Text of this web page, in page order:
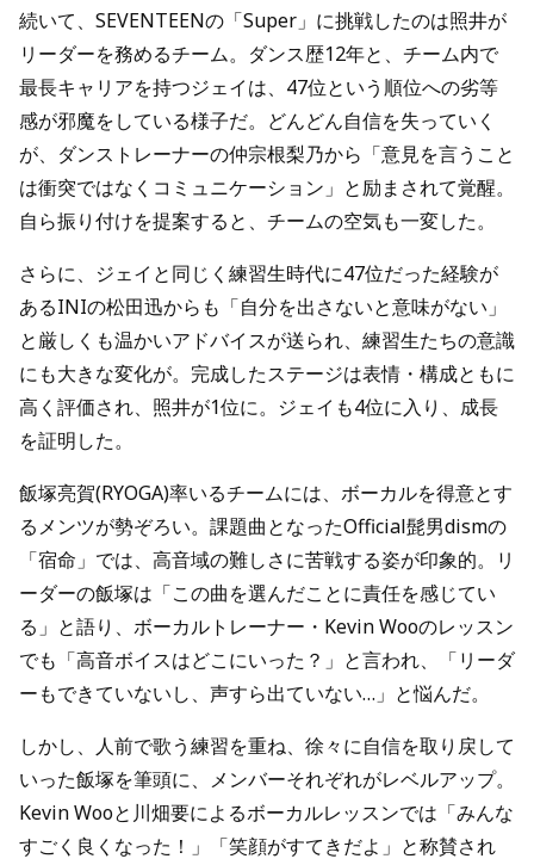
続いて、SEVENTEENの「Super」に挑戦したのは照井が
リーダーを務めるチーム。ダンス歴12年と、チーム内で
最長キャリアを持つジェイは、47位という順位への劣等
感が邪魔をしている様子だ。どんどん自信を失っていく
が、ダンストレーナーの仲宗根梨乃から「意見を言うこと
は衝突ではなくコミュニケーション」と励まされて覚醒。
自ら振り付けを提案すると、チームの空気も一変した。
さらに、ジェイと同じく練習生時代に47位だった経験が
あるINIの松田迅からも「自分を出さないと意味がない」
と厳しくも温かいアドバイスが送られ、練習生たちの意識
にも大きな変化が。完成したステージは表情・構成ともに
高く評価され、照井が1位に。ジェイも4位に入り、成長
を証明した。
飯塚亮賀(RYOGA)率いるチームには、ボーカルを得意とす
るメンツが勢ぞろい。課題曲となったOfficial髭男dismの
「宿命」では、高音域の難しさに苦戦する姿が印象的。リ
ーダーの飯塚は「この曲を選んだことに責任を感じてい
る」と語り、ボーカルトレーナー・Kevin Wooのレッスン
でも「高音ボイスはどこにいった？」と言われ、「リーダ
ーもできていないし、声すら出ていない…」と悩んだ。
しかし、人前で歌う練習を重ね、徐々に自信を取り戻して
いった飯塚を筆頭に、メンバーそれぞれがレベルアップ。
Kevin Wooと川畑要によるボーカルレッスンでは「みんな
すごく良くなった！」「笑顔がすてきだよ」と称賛され